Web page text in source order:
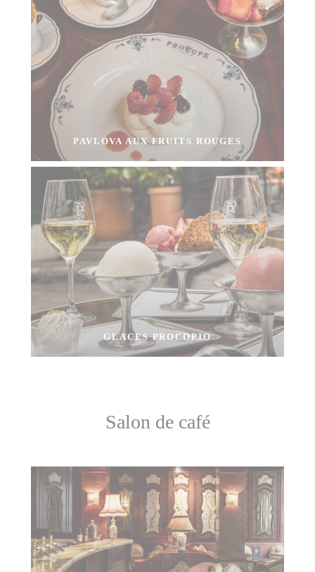
PAVLOVA AUX FRUITS ROUGES
GLACES PROCOPIO
Salon de café